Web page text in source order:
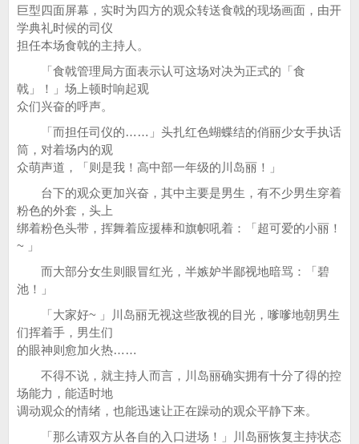
巨型四面屏幕，实时为四方的观众转送食戟的现场画面，由开
学典礼时候的司仪
担任本场食戟的主持人。
「食戟管理局方面表示认可这场对决为正式的「食
戟」！」场上顿时响起观
众们兴奋的呼声。
「而担任司仪的……」头扎红色蝴蝶结的俏丽少女手执话
筒，对着场内的观
众萌声道，「则是我！高中部一年级的川岛丽！」
台下的观众更加兴奋，其中主要是男生，有不少男生穿着
粉色的外套，头上
绑着粉色头带，挥舞着应援棒和旗帜吼着：「超可爱的小丽！
~ 」
而大部分女生则眼冒红光，半嫉妒半鄙视地暗骂：「碧
池！」
「大家好~ 」川岛丽无视这些敌视的目光，嗲嗲地朝男生
们挥着手，男生们
的眼神则愈加火热……
不得不说，就主持人而言，川岛丽确实拥有十分了得的控
场能力，能适时地
调动观众的情绪，也能迅速让正在躁动的观众平静下来。
「那么请双方从各自的入口进场！」川岛丽恢复主持状态